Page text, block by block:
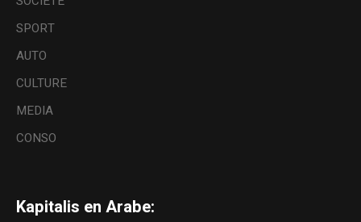
SPORT
AUTO
CULTURE
MEDIA
CONSO
Kapitalis en Arabe: